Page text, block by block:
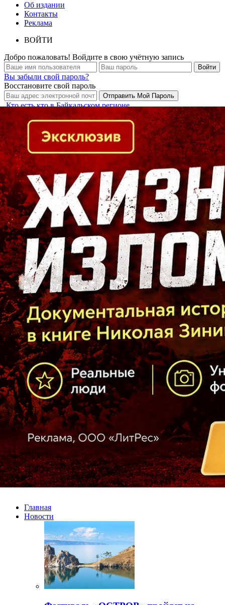
Об издании
Контакты
Реклама
ВОЙТИ
Добро пожаловать! Войдите в свою учётную запись
Вы забыли свой пароль?
Восстановите свой пароль
Кто есть кто в Байкальском регионе
Главная
Новости